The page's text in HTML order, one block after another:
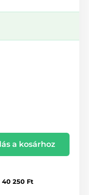
a kosárhoz
40 250 Ft